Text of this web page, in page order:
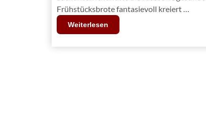
Frühstücksbrote fantasievoll kreiert …
Weiterlesen